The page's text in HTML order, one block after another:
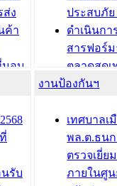
กดี
ประโยช
บทความ อื่นๆ ...
ง
ค้า
มอบ
พ
ร
ประสบภั
ดำเนินกา
สารฟอร์
ตลาดสดเ
วารินชำร
ถนนแก่เ
เด็กเล็ก
เทศบาลเ
ปรึกษาห
รับ
งานป้องกันฯ
เทศบาลเ
พล.ต.ธน
ตรวจเยี่ย
ภายในศู